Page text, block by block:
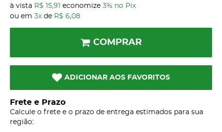
à vista R$ 15,91 economize 3% no Pix
ou em 3x de R$ 6,08
COMPRAR
ADICIONAR AOS FAVORITOS
Frete e Prazo
Calcule o frete e o prazo de entrega estimados para sua
região: